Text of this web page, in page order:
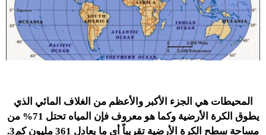
المحيطات هي الجزء الأكبر والأعظم من الغلاف المائي الذي
يطوق الكرة الأرضية وكما هو معروف فإن المياه تحتل 71% من
مساحة سطح الكرة الأرضية تقريباً أي ما يعادل 361 مليون كم3.